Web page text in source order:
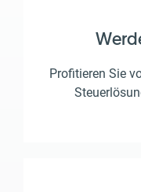
Profitieren Sie